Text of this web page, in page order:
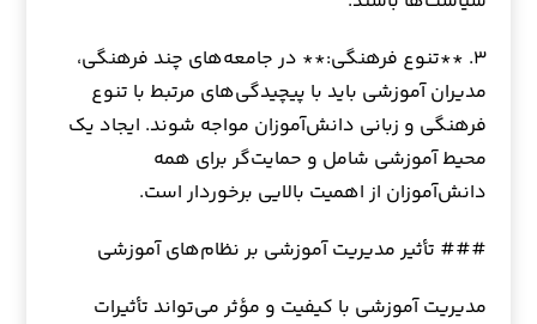
۳. **تنوع فرهنگی:** در جامعه‌های چند فرهنگی،
مدیران آموزشی باید با پیچیدگی‌های مرتبط با تنوع
فرهنگی و زبانی دانش‌آموزان مواجه شوند. ایجاد یک
محیط آموزشی شامل و حمایت‌گر برای همه
دانش‌آموزان از اهمیت بالایی برخوردار است.
### تأثیر مدیریت آموزشی بر نظام‌های آموزشی
مدیریت آموزشی با کیفیت و مؤثر می‌تواند تأثیرات